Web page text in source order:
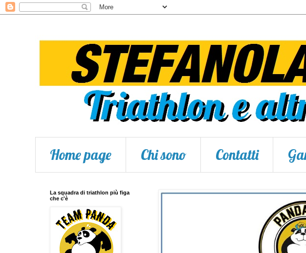
Home page Chi sono Contatti
La squadra di triathlon più figa
che c'è